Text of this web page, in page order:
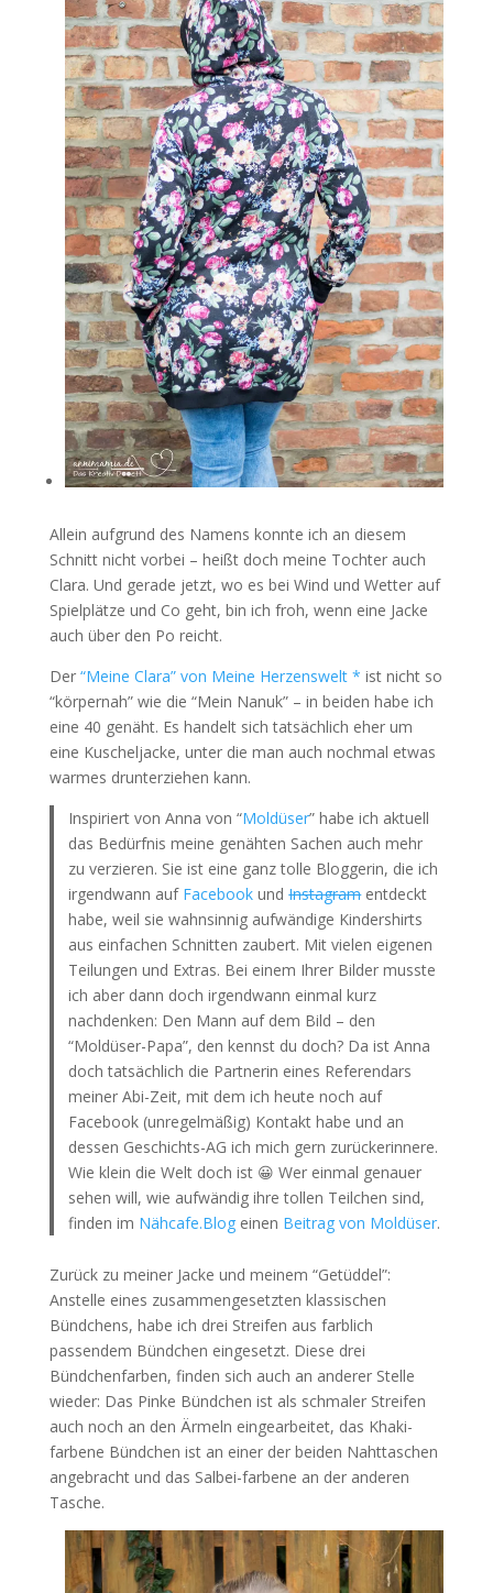
Allein aufgrund des Namens konnte ich an diesem
Schnitt nicht vorbei – heißt doch meine Tochter auch
Clara. Und gerade jetzt, wo es bei Wind und Wetter auf
Spielplätze und Co geht, bin ich froh, wenn eine Jacke
auch über den Po reicht.
Der “Meine Clara” von Meine Herzenswelt * ist nicht so
“körpernah” wie die “Mein Nanuk” – in beiden habe ich
eine 40 genäht. Es handelt sich tatsächlich eher um
eine Kuscheljacke, unter die man auch nochmal etwas
warmes drunterziehen kann.
Inspiriert von Anna von “Moldüser” habe ich aktuell
das Bedürfnis meine genähten Sachen auch mehr
zu verzieren. Sie ist eine ganz tolle Bloggerin, die ich
irgendwann auf Facebook undInstagramentdeckt
habe, weil sie wahnsinnig aufwändige Kindershirts
aus einfachen Schnitten zaubert. Mit vielen eigenen
Teilungen und Extras. Bei einem Ihrer Bilder musste
ich aber dann doch irgendwann einmal kurz
nachdenken: Den Mann auf dem Bild – den
“Moldüser-Papa”, den kennst du doch? Da ist Anna
doch tatsächlich die Partnerin eines Referendars
meiner Abi-Zeit, mit dem ich heute noch auf
Facebook (unregelmäßig) Kontakt habe und an
dessen Geschichts-AG ich mich gern zurückerinnere.
Wie klein die Welt doch ist 😀 Wer einmal genauer
sehen will, wie aufwändig ihre tollen Teilchen sind,
finden im Nähcafe.Blog einen Beitrag von Moldüser.
Zurück zu meiner Jacke und meinem “Getüddel”:
Anstelle eines zusammengesetzten klassischen
Bündchens, habe ich drei Streifen aus farblich
passendem Bündchen eingesetzt. Diese drei
Bündchenfarben, finden sich auch an anderer Stelle
wieder: Das Pinke Bündchen ist als schmaler Streifen
auch noch an den Ärmeln eingearbeitet, das Khaki-
farbene Bündchen ist an einer der beiden Nahttaschen
angebracht und das Salbei-farbene an der anderen
Tasche.